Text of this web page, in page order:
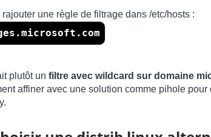
une règle de filtrage dans /etc/hosts :
plutôt un filtre avec wildcard sur domaine
affiner avec une solution comme pihole